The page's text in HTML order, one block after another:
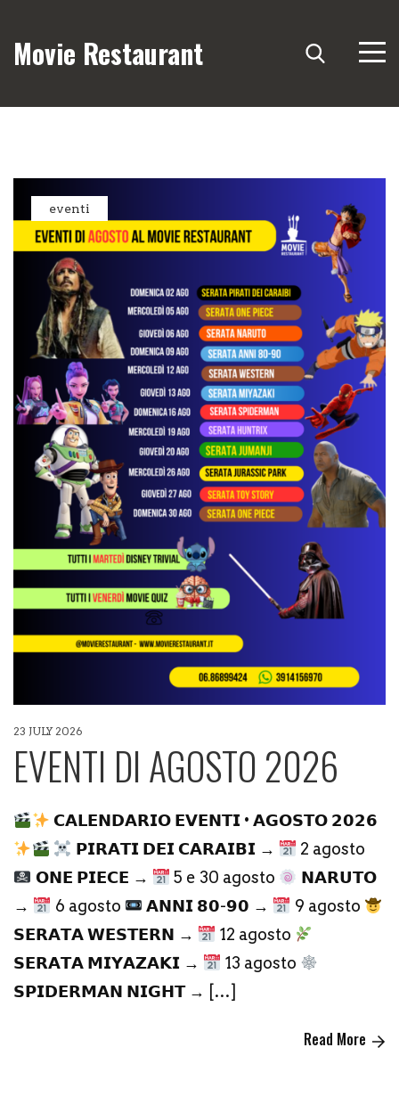
Movie Restaurant
eventi
23 JULY 2026
EVENTI DI AGOSTO 2026
𝗖𝗔𝗟𝗘𝗡𝗗𝗔𝗥𝗜𝗢 𝗘𝗩𝗘𝗡𝗧𝗜 • 𝗔𝗚𝗢𝗦𝗧𝗢 𝟮𝟬𝟮𝟲
𝗣𝗜𝗥𝗔𝗧𝗜 𝗗𝗘𝗜 𝗖𝗔𝗥𝗔𝗜𝗕𝗜 →
2 agosto
𝗢𝗡𝗘 𝗣𝗜𝗘𝗖𝗘 →
5 e 30 agosto
𝗡𝗔𝗥𝗨𝗧𝗢
→
6 agosto 𝗔𝗡𝗡𝗜 𝟴𝟬-𝟵𝟬 →
9 agosto
𝗦𝗘𝗥𝗔𝗧𝗔 𝗪𝗘𝗦𝗧𝗘𝗥𝗡 →
12 agosto
𝗦𝗘𝗥𝗔𝗧𝗔 𝗠𝗜𝗬𝗔𝗭𝗔𝗞𝗜 →
13 agosto
𝗦𝗣𝗜𝗗𝗘𝗥𝗠𝗔𝗡 𝗡𝗜𝗚𝗛𝗧 → […]
Read More